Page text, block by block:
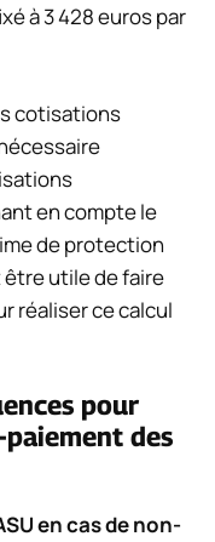
à 3 428 euros par
cotisations
en compte le
de protection
être utile de faire
réaliser ce calcul
pour
paiement des
en cas de non-